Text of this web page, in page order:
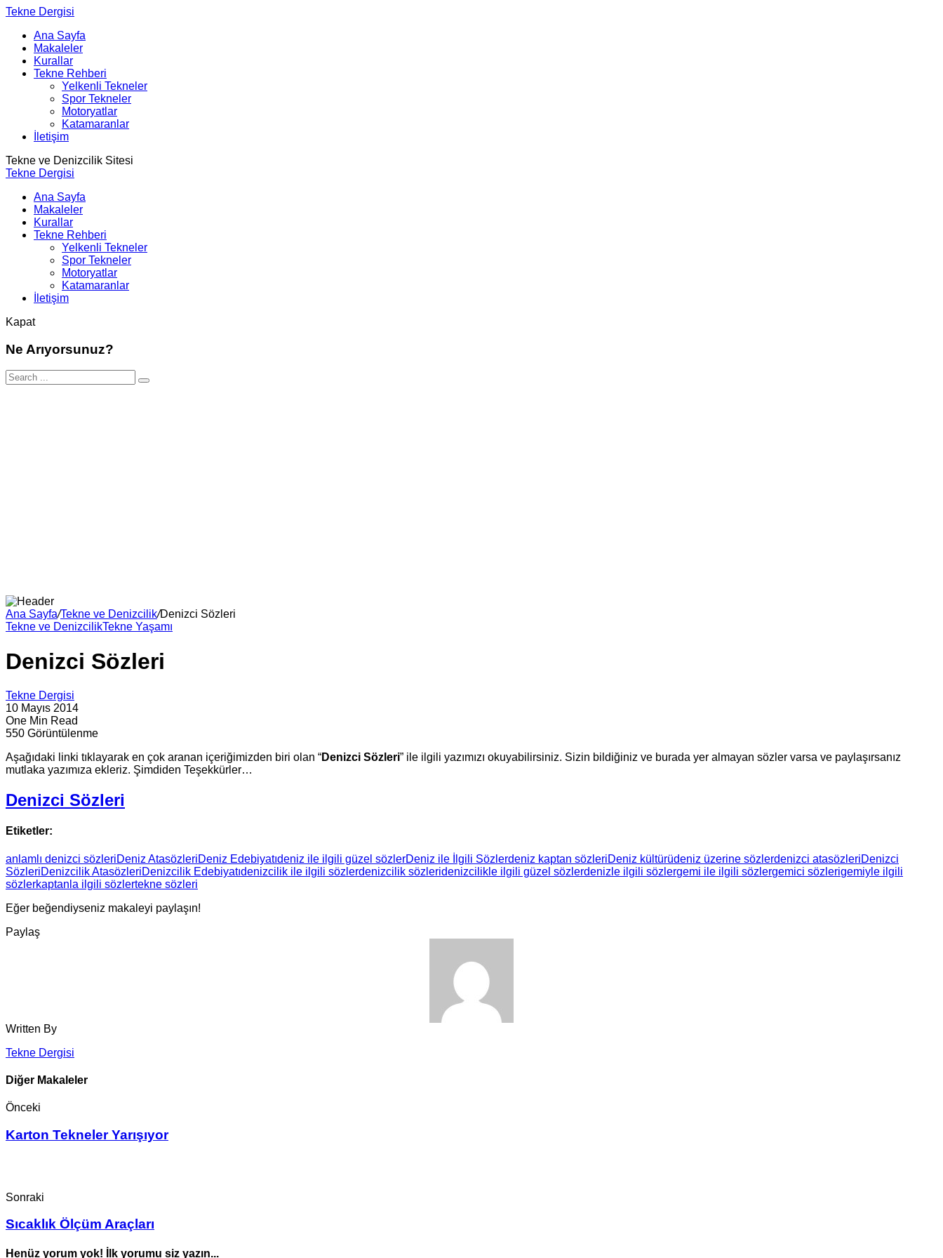
Tekne Dergisi
Ana Sayfa
Makaleler
Kurallar
Tekne Rehberi
Yelkenli Tekneler
Spor Tekneler
Motoryatlar
Katamaranlar
İletişim
Tekne ve Denizcilik Sitesi
Tekne Dergisi
Ana Sayfa
Makaleler
Kurallar
Tekne Rehberi
Yelkenli Tekneler
Spor Tekneler
Motoryatlar
Katamaranlar
İletişim
Kapat
Ne Arıyorsunuz?
Ana Sayfa/Tekne ve Denizcilik/Denizci Sözleri
Tekne ve DenizcilikTekne Yaşamı
Denizci Sözleri
Tekne Dergisi
10 Mayıs 2014
One Min Read
550 Görüntülenme
Aşağıdaki linki tıklayarak en çok aranan içeriğimizden biri olan “Denizci Sözleri” ile ilgili yazımızı okuyabilirsiniz. Sizin bildiğiniz ve burada yer almayan sözler varsa ve paylaşırsanız
mutlaka yazımıza ekleriz. Şimdiden Teşekkürler…
Denizci Sözleri
Etiketler:
anlamlı denizci sözleriDeniz AtasözleriDeniz Edebiyatıdeniz ile ilgili güzel sözlerDeniz ile İlgili Sözlerdeniz kaptan sözleriDeniz kültürüdeniz üzerine sözlerdenizci atasözleriDenizci
SözleriDenizcilik AtasözleriDenizcilik Edebiyatıdenizcilik ile ilgili sözlerdenizcilik sözleridenizcilikle ilgili güzel sözlerdenizle ilgili sözlergemi ile ilgili sözlergemici sözlerigemiyle ilgili
sözlerkaptanla ilgili sözlertekne sözleri
Eğer beğendiyseniz makaleyi paylaşın!
Paylaş
Written By
Tekne Dergisi
Diğer Makaleler
Önceki
Karton Tekneler Yarışıyor
Sonraki
Sıcaklık Ölçüm Araçları
Henüz yorum yok! İlk yorumu siz yazın...